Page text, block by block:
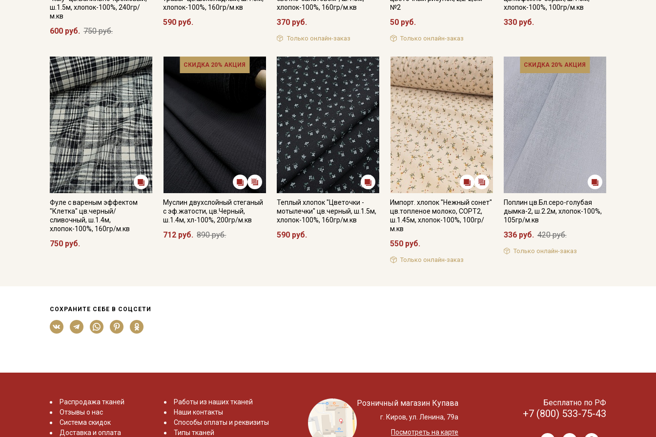
ш.1.5м, хлопок-100%, 240гр/
м.кв
600 руб. 750 руб.
хлопок-100%, 160гр/м.кв
590 руб.
хлопок-100%, 160гр/м.кв
370 руб.
Только онлайн-заказ
№2
50 руб.
Только онлайн-заказ
хлопок-100%, 100гр/м.кв
330 руб.
Фуле с вареным эффектом
"Клетка" цв.черный/
сливочный, ш.1.4м,
хлопок-100%, 160гр/м.кв
750 руб.
СКИДКА 20% АКЦИЯ
Муслин двухслойный стеганый
с эф.жатости, цв.Черный,
ш.1.4м, хл-100%, 200гр/м.кв
712 руб. 890 руб.
Теплый хлопок "Цветочки -
мотылечки" цв.черный, ш.1.5м,
хлопок-100%, 160гр/м.кв
590 руб.
Импорт. хлопок "Нежный сонет"
цв.топленое молоко, СОРТ2,
ш.1.45м, хлопок-100%, 100гр/
м.кв
550 руб.
Только онлайн-заказ
СКИДКА 20% АКЦИЯ
Поплин цв.Бл.серо-голубая
дымка-2, ш.2.2м, хлопок-100%,
105гр/м.кв
336 руб. 420 руб.
Только онлайн-заказ
СОХРАНИТЕ СЕБЕ В СОЦСЕТИ
Распродажа тканей
Отзывы о нас
Система скидок
Доставка и оплата
Работы из наших тканей
Наши контакты
Способы оплаты и реквизиты
Типы тканей
Розничный магазин Купава
г. Киров, ул. Ленина, 79а
Посмотреть на карте
Бесплатно по РФ
+7 (800) 533-75-43